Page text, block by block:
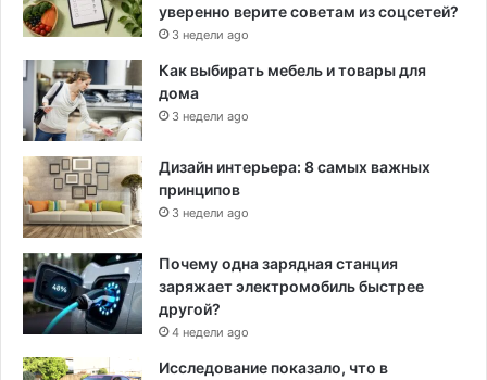
уверенно верите советам из соцсетей?
3 недели ago
Как выбирать мебель и товары для
дома
3 недели ago
Дизайн интерьера: 8 самых важных
принципов
3 недели ago
Почему одна зарядная станция
заряжает электромобиль быстрее
другой?
4 недели ago
Исследование показало, что в